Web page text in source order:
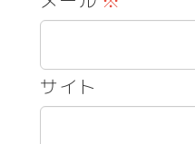
サイト